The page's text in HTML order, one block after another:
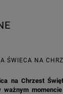
ŚWIECA NA
na Chrzest
ważnym